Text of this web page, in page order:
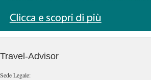
Travel-Advisor
Sede Legale: